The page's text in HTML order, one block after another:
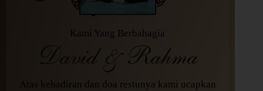
Kami Yang Berbahagia
David & Rahma
Atas kehadiran dan doa restunya kami ucapkan